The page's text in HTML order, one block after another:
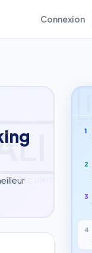
Connexion
1
2
3
4